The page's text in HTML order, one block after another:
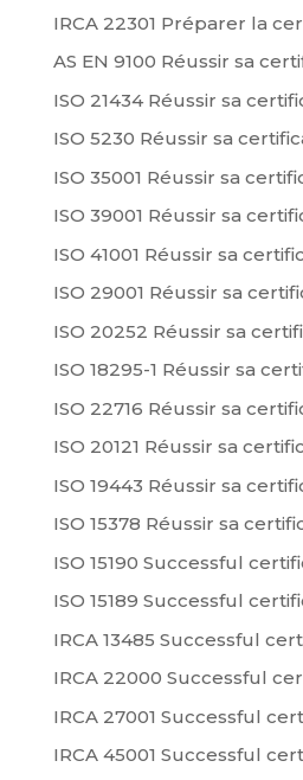
IRCA 22301 Préparer la
AS EN 9100 Réussir sa
ISO 21434 Réussir sa
ISO 5230 Réussir sa
ISO 35001 Réussir sa
ISO 39001 Réussir sa
ISO 41001 Réussir sa
ISO 29001 Réussir sa
ISO 20252 Réussir sa
ISO 18295-1 Réussir sa
ISO 22716 Réussir sa
ISO 20121 Réussir sa
ISO 19443 Réussir sa
ISO 15378 Réussir sa
ISO 15190 Successful
ISO 15189 Successful
IRCA 13485 Successful
IRCA 22000 Successful
IRCA 27001 Successful
IRCA 45001 Successful